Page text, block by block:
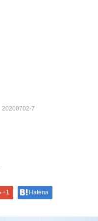
20200702-7
+1 Hatena